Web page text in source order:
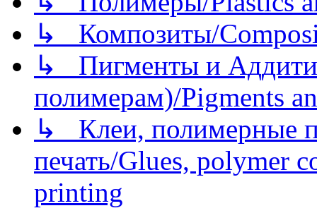
↳ Композиты/
↳ Пигменты и
полимерам)/Pigments
↳ Клеи, полимерные
печать/Glues, polymer
printing